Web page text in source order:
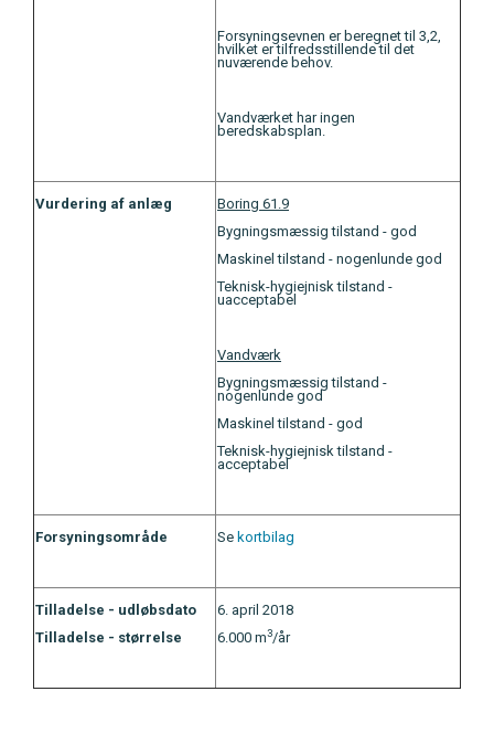
Forsyningsevnen er beregnet til 3,2,
hvilket er tilfredsstillende til det
nuværende behov.
Vandværket har ingen
beredskabsplan.
Vurdering af anlæg
Boring 61.9
Bygningsmæssig tilstand - god
Maskinel tilstand - nogenlunde god
Teknisk-hygiejnisk tilstand -
uacceptabel
Vandværk
Bygningsmæssig tilstand -
nogenlunde god
Maskinel tilstand - god
Teknisk-hygiejnisk tilstand -
acceptabel
Forsyningsområde Se kortbilag
Tilladelse - udløbsdato
Tilladelse - størrelse
6. april 2018
6.000 m3/år